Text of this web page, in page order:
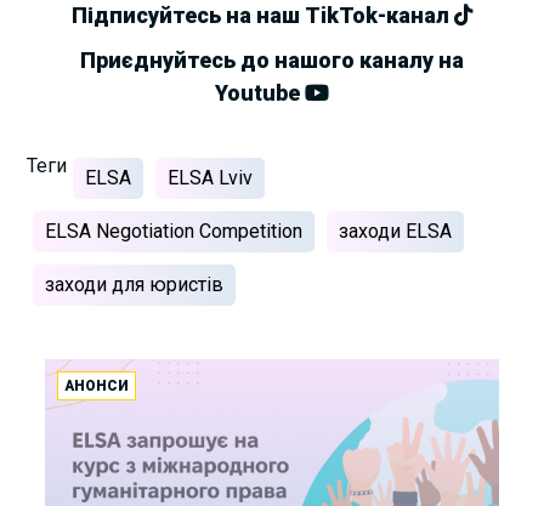
Підписуйтесь на наш TikTok-канал
Приєднуйтесь до нашого каналу на
Youtube
Теги
ELSA ELSA Lviv
ELSA Negotiation Competition заходи ELSA
заходи для юристів
АНОНСИ